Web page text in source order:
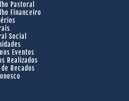
Pastoral
Financeiro
Social
Eventos
Realizados
Recados